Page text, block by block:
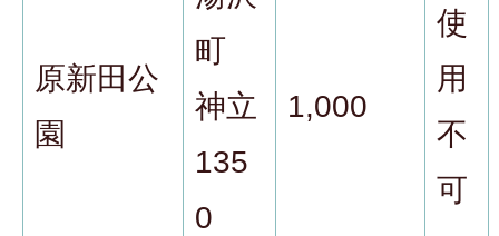
原新田公
園
町
神立
135
0
1,000
使
用
不
可